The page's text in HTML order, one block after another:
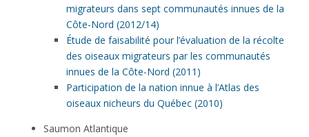
migrateurs dans sept communautés innues de la
Côte-Nord (2012/14)
Étude de faisabilité pour l’évaluation de la récolte
des oiseaux migrateurs par les communautés
innues de la Côte-Nord (2011)
Participation de la nation innue à l’Atlas des
oiseaux nicheurs du Québec (2010)
Saumon Atlantique